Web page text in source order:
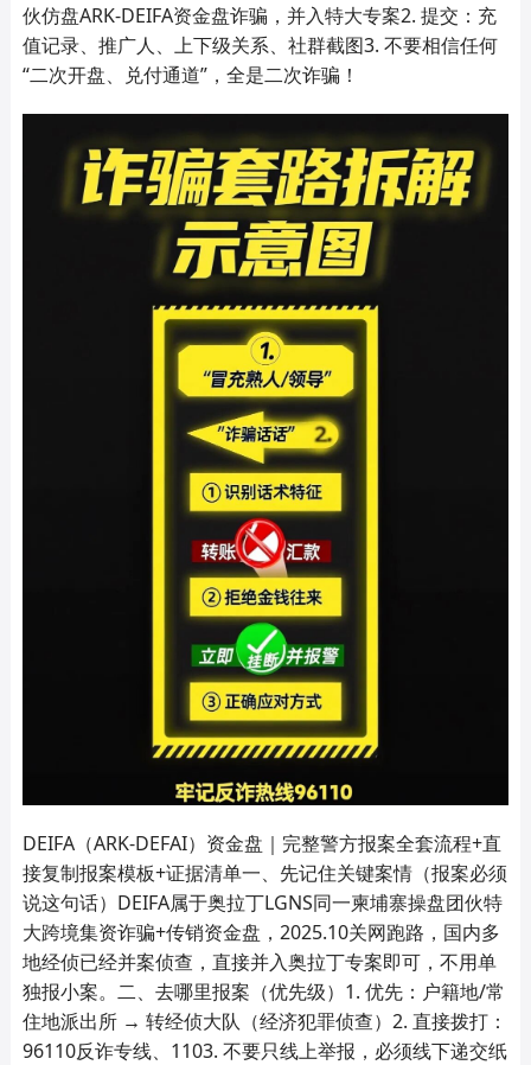
伙仿盘ARK‑DEIFA资金盘诈骗，并入特大专案2. 提交：充
值记录、推广人、上下级关系、社群截图3. 不要相信任何
“二次开盘、兑付通道”，全是二次诈骗！
DEIFA（ARK‑DEFAI）资金盘｜完整警方报案全套流程+直
接复制报案模板+证据清单一、先记住关键案情（报案必须
说这句话）DEIFA属于奥拉丁LGNS同一柬埔寨操盘团伙特
大跨境集资诈骗+传销资金盘，2025.10关网跑路，国内多
地经侦已经并案侦查，直接并入奥拉丁专案即可，不用单
独报小案。二、去哪里报案（优先级）1. 优先：户籍地/常
住地派出所 → 转经侦大队（经济犯罪侦查）2. 直接拨打：
96110反诈专线、1103. 不要只线上举报，必须线下递交纸